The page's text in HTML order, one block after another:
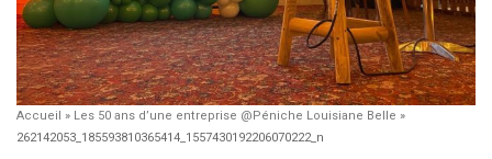
Accueil » Les 50 ans d’une entreprise @Péniche Louisiane Belle »
262142053_185593810365414_1557430192206070222_n